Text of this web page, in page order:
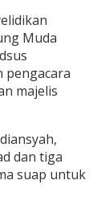
Muda
pengacara
majelis
dan tiga
suap untuk